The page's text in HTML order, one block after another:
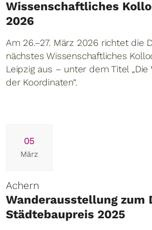
Wissenschaftliches
2026
Am 26.–27. März 2026 richtet die
nächstes Wissenschaftliches
Leipzig aus – unter dem Titel „Die
der Koordinaten“.
05
März
Achern
Wanderausstellung zum
Städtebaupreis 2025